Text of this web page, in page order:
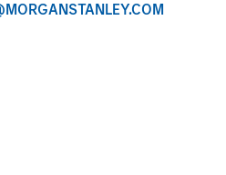
managed strategies
to identify and exploit
deep collateral analysis